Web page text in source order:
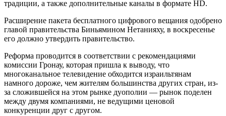
традиции, а также дополнительные каналы в формате HD.
Расширение пакета бесплатного цифрового вещания одобрено
главой правительства Биньямином Нетанияху, в воскресенье
его должно утвердить правительство.
Реформа проводится в соответствии с рекомендациями
комиссии Гронау, которая пришла к выводу, что
многоканальное телевидение обходится израильтянам
намного дороже, чем жителям большинства других стран, из-
за сложившейся на этом рынке дуополии — рынок поделен
между двумя компаниями, не ведущими ценовой
конкуренции друг с другом.